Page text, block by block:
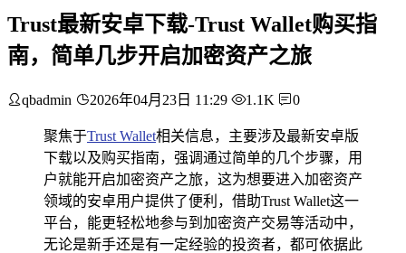
Trust最新安卓下载-Trust Wallet购买指
南，简单几步开启加密资产之旅
qbadmin 2026年04月23日 11:29 1.1K 0
聚焦于Trust Wallet相关信息，主要涉及最新安卓版
下载以及购买指南，强调通过简单的几个步骤，用
户就能开启加密资产之旅，这为想要进入加密资产
领域的安卓用户提供了便利，借助Trust Wallet这一
平台，能更轻松地参与到加密资产交易等活动中，
无论是新手还是有一定经验的投资者，都可依据此